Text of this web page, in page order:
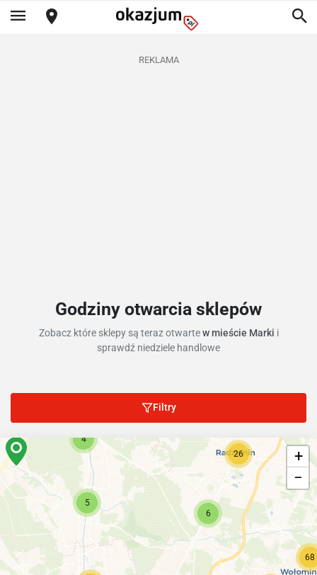
REKLAMA
Godziny otwarcia sklepów
Zobacz które sklepy są teraz otwartew mieście Marki i
sprawdź niedziele handlowe
Filtry
6
5
68
26
4
+
−